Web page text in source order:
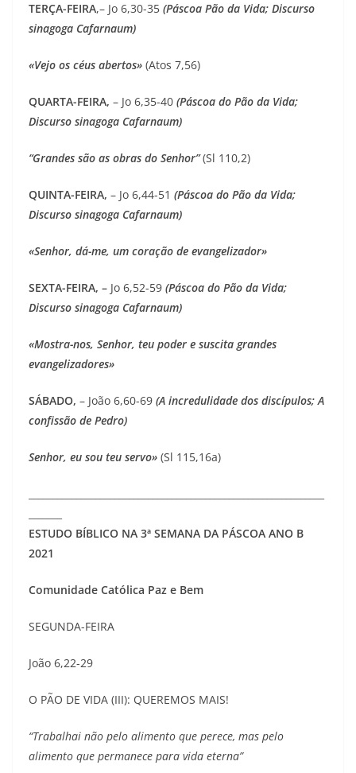
TERÇA-FEIRA,– Jo 6,30-35 (Páscoa Pão da Vida; Discurso
sinagoga Cafarnaum)
«Vejo os céus abertos» (Atos 7,56)
QUARTA-FEIRA, – Jo 6,35-40 (Páscoa do Pão da Vida;
Discurso sinagoga Cafarnaum)
“Grandes são as obras do Senhor”(Sl 110,2)
QUINTA-FEIRA, – Jo 6,44-51 (Páscoa do Pão da Vida;
Discurso sinagoga Cafarnaum)
«Senhor, dá-me, um coração de evangelizador»
SEXTA-FEIRA, – Jo 6,52-59 (Páscoa do Pão da Vida;
Discurso sinagoga Cafarnaum)
«Mostra-nos, Senhor, teu poder e suscita grandes
evangelizadores»
SÁBADO, – João 6,60-69 (A incredulidade dos discípulos; A
confissão de Pedro)
Senhor, eu sou teu servo» (Sl 115,16a)
ESTUDO BÍBLICO NA 3ª SEMANA DA PÁSCOA ANO B
2021
Comunidade Católica Paz e Bem
SEGUNDA-FEIRA
João 6,22-29
O PÃO DE VIDA (III): QUEREMOS MAIS!
“Trabalhai não pelo alimento que perece, mas pelo
alimento que permanece para vida eterna”